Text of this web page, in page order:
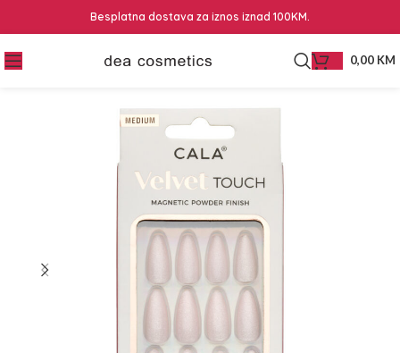
Besplatna dostava za iznos iznad 100KM.
0,00 KM